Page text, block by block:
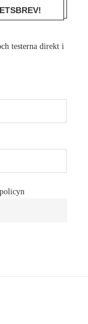
testerna direkt i